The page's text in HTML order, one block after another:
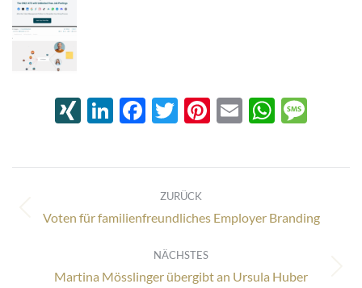
XINGLinkedIn
Facebook
Twitter
Pinterest
Email
ZURÜCK
Vorheriger
Voten für familienfreundliches Employer Branding
NÄCHSTES
Nächster
Martina Mösslinger übergibt an Ursula Huber